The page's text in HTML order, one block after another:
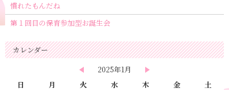
慣れたもんだね
第１回目の保育参加型お誕生会
カレンダー
2025年1月
日
月 火 水 木 金 土